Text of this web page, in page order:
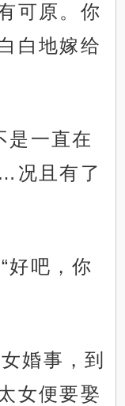
可原。你
白地嫁给
是一直在
况且有了
好吧，你
婚事，到
女便要娶